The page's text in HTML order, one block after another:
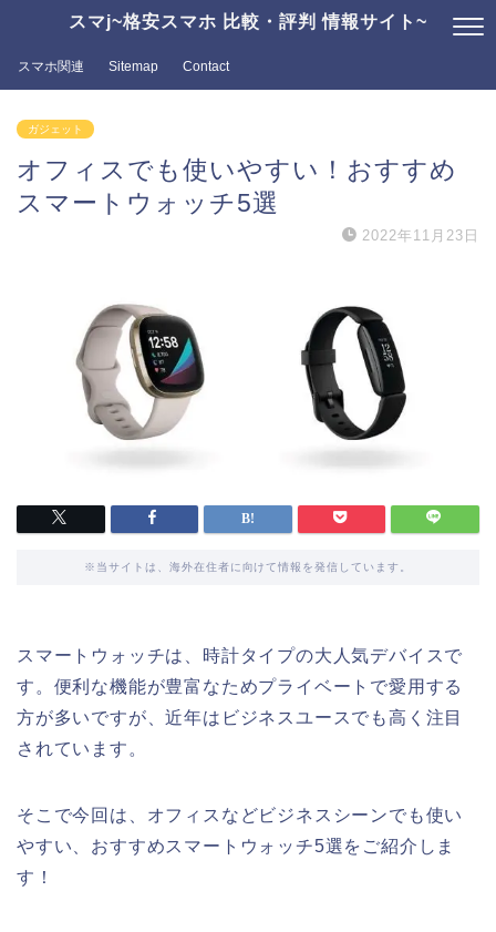
スマj~格安スマホ 比較・評判 情報サイト~
スマホ関連 Sitemap Contact
ガジェット
オフィスでも使いやすい！おすすめ
スマートウォッチ5選
2022年11月23日
※当サイトは、海外在住者に向けて情報を発信しています。
スマートウォッチは、時計タイプの大人気デバイスで
す。便利な機能が豊富なためプライベートで愛用する
方が多いですが、近年はビジネスユースでも高く注目
されています。
そこで今回は、オフィスなどビジネスシーンでも使い
やすい、おすすめスマートウォッチ5選をご紹介しま
す！